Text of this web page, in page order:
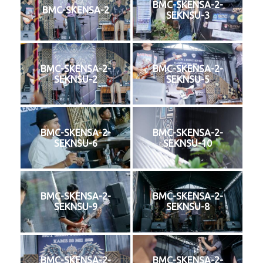
BMC-SKENSA-2
BMC-SKENSA-2-
SEKNSU-3
BMC-SKENSA-2-
SEKNSU-2
BMC-SKENSA-2-
SEKNSU-5
BMC-SKENSA-2-
SEKNSU-6
BMC-SKENSA-2-
SEKNSU-10
BMC-SKENSA-2-
SEKNSU-9
BMC-SKENSA-2-
SEKNSU-8
BMC-SKENSA-2-
BMC-SKENSA-2-